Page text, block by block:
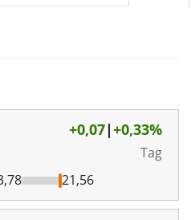
+0,07|+0,33%
Tag
21,56